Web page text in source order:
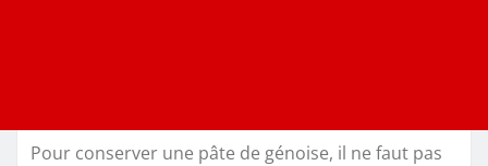
Pour conserver une pâte de génoise, il ne faut pas